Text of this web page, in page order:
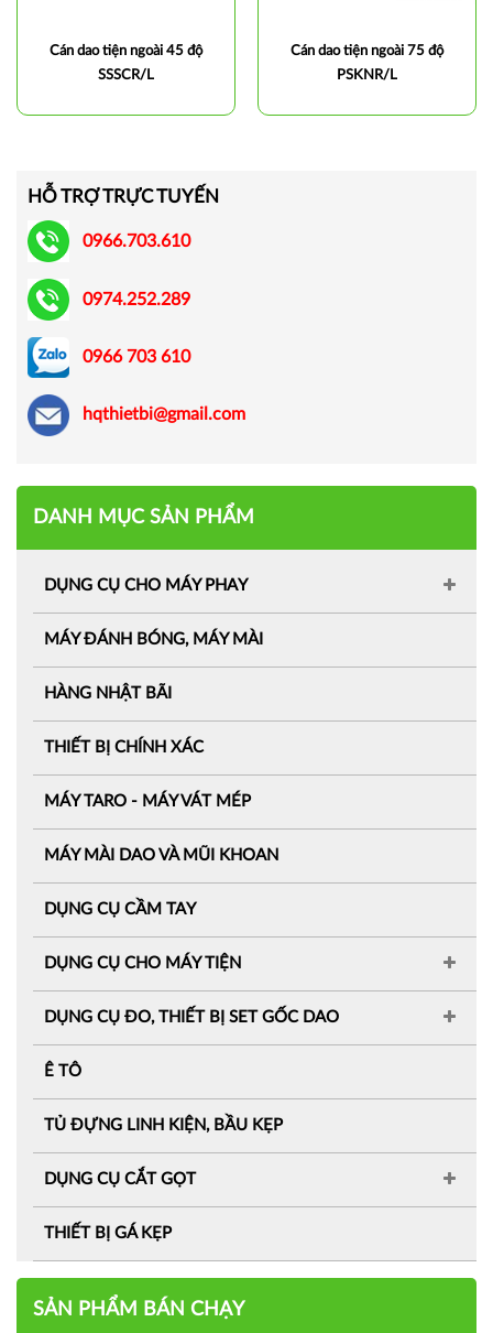
Cán dao tiện ngoài 45 độ
SSSCR/L
Cán dao tiện ngoài 75 độ
PSKNR/L
HỖ TRỢ TRỰC TUYẾN
0966.703.610
0974.252.289
0966 703 610
hqthietbi@gmail.com
DANH MỤC SẢN PHẨM
DỤNG CỤ CHO MÁY PHAY
MÁY ĐÁNH BÓNG, MÁY MÀI
HÀNG NHẬT BÃI
THIẾT BỊ CHÍNH XÁC
MÁY TARO - MÁY VÁT MÉP
MÁY MÀI DAO VÀ MŨI KHOAN
DỤNG CỤ CẦM TAY
DỤNG CỤ CHO MÁY TIỆN
DỤNG CỤ ĐO, THIẾT BỊ SET GỐC DAO
Ê TÔ
TỦ ĐỰNG LINH KIỆN, BẦU KẸP
DỤNG CỤ CẮT GỌT
THIẾT BỊ GÁ KẸP
SẢN PHẨM BÁN CHẠY